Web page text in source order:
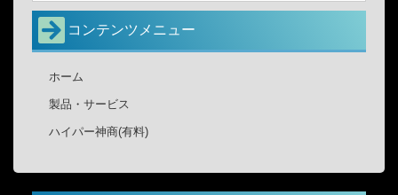
コンテンツメニュー
ホーム
製品・サービス
ハイパー神商(有料)